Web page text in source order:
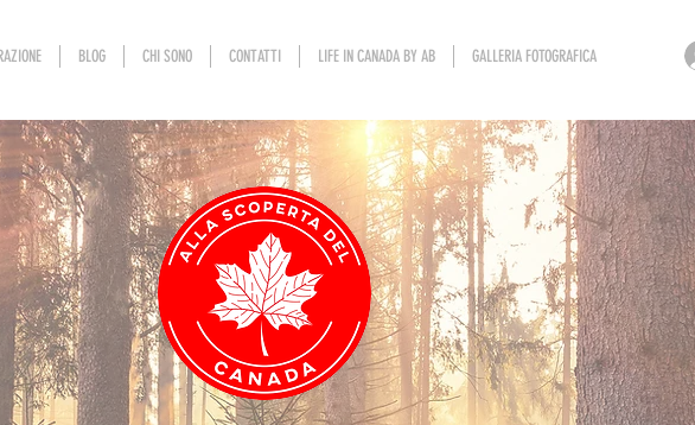
BLOG CHI SONO CONTATTI LIFE IN CANADA BY AB GALLERIA FOTOGRAFICA